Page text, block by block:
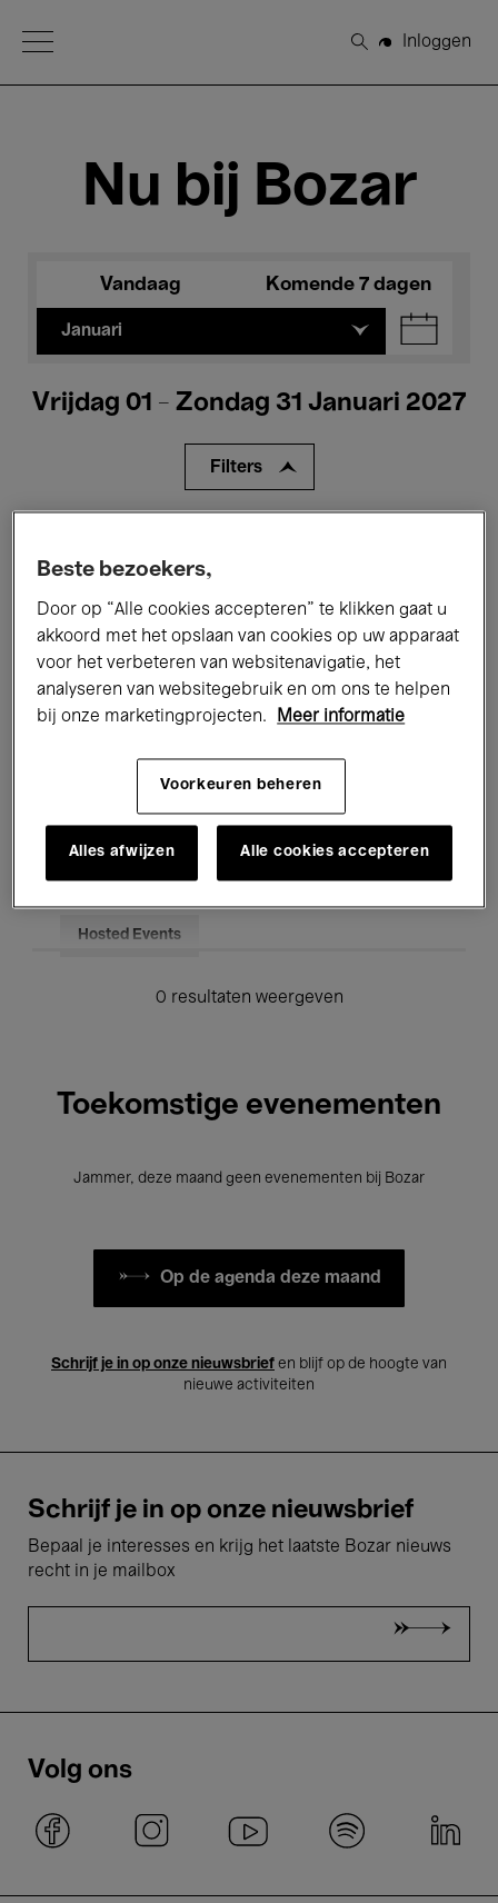
Open Menu
Zoeken
Inloggen
Nu bij Bozar
Vandaag Komende 7 dagen
Januari
Vrijdag 01 - Zondag 31 Januari 2027
Filters
Performances Lezingen & Debatten
Jazz Klassieke Muziek Global Music
Onderwijs Rondleidingen
Hosted Events
0 resultaten weergeven
Toekomstige evenementen
Jammer, deze maand geen evenementen bij Bozar
Op de agenda deze maand
Schrijf je in op onze nieuwsbrief en blijf op de hoogte van
nieuwe activiteiten
Schrijf je in op onze nieuwsbrief
Bepaal je interesses en krijg het laatste Bozar nieuws
recht in je mailbox
Volg ons
Beste bezoekers,
Door op “Alle cookies accepteren” te klikken gaat u
akkoord met het opslaan van cookies op uw apparaat
voor het verbeteren van websitenavigatie, het
analyseren van websitegebruik en om ons te helpen
bij onze marketingprojecten.
Meer informatie
Voorkeuren beheren
Alles afwijzen Alle cookies accepteren